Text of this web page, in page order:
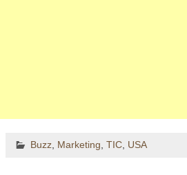
Buzz, Marketing TIC, USA